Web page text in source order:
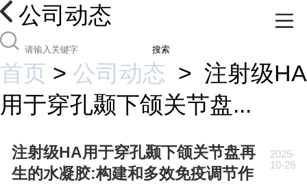
公司动态
搜索
首页 > 公司动态 > 注射级HA
用于穿孔颞下颌关节盘...
注射级HA用于穿孔颞下颌关节盘再
生的水凝胶:构建和多效免疫调节作
2025-
10-28